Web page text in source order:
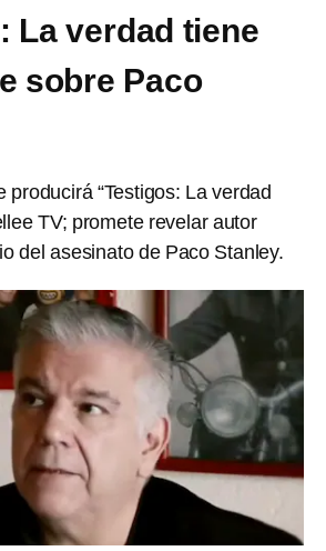
La verdad tiene
sobre Paco
producirá “Testigos: La verdad
TV; promete revelar autor
del asesinato de Paco Stanley.